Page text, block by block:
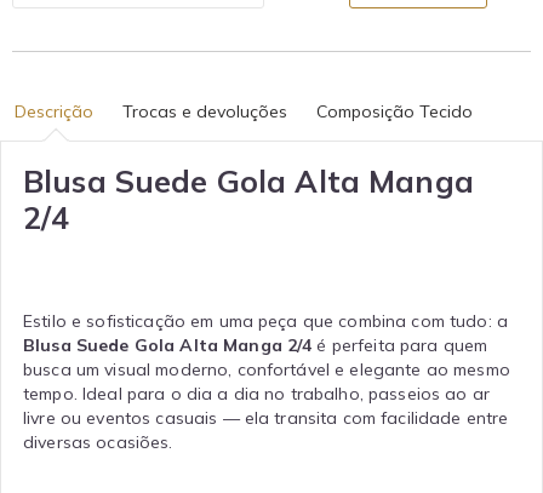
Descrição Trocas e devoluções Composição Tecido
Blusa Suede Gola Alta Manga
2/4
Estilo e sofisticação em uma peça que combina com tudo: a
Blusa Suede Gola Alta Manga 2/4 é perfeita para quem
busca um visual moderno, confortável e elegante ao mesmo
tempo. Ideal para o dia a dia no trabalho, passeios ao ar
livre ou eventos casuais — ela transita com facilidade entre
diversas ocasiões.